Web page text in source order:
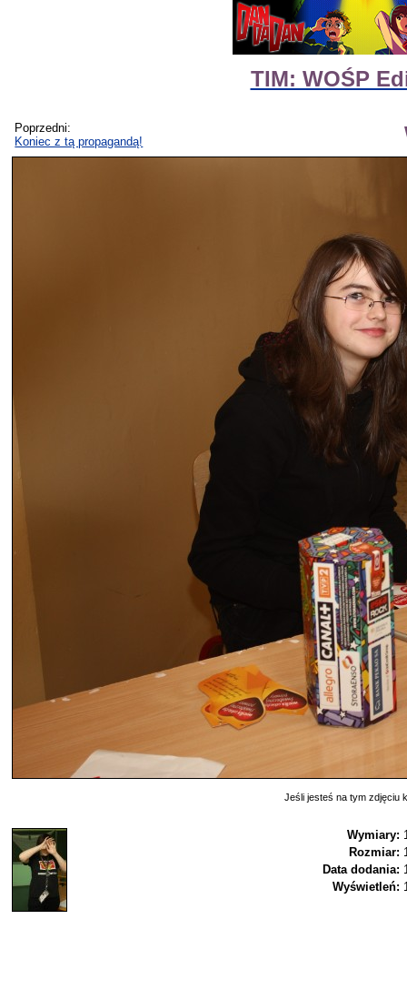
TIM: WOŚP
Poprzedni:
Koniec z tą propagandą!
Jeśli jesteś na tym zdjęciu
Wymiary:
Rozmiar:
Data dodania:
Wyświetleń: